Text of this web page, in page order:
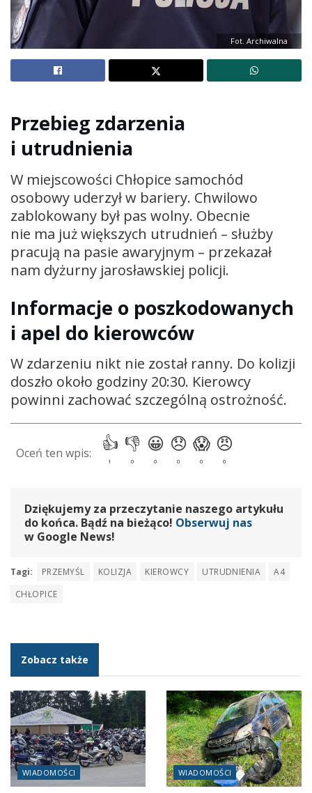
Fot. Archiwalna
Przebieg zdarzenia
i utrudnienia
W miejscowości Chłopice samochód
osobowy uderzył w bariery. Chwilowo
zablokowany był pas wolny. Obecnie
nie ma już większych utrudnień – służby
pracują na pasie awaryjnym – przekazał
nam dyżurny jarosławskiej policji.
Informacje o poszkodowanych
i apel do kierowców
W zdarzeniu nikt nie został ranny. Do kolizji
doszło około godziny 20:30. Kierowcy
powinni zachować szczególną ostrożność.
Dziękujemy za przeczytanie naszego artykułu
do końca. Bądź na bieżąco! Obserwuj nas
w Google News!
Tagi: PRZEMYŚL KOLIZJA KIEROWCY UTRUDNIENIA
A4
CHŁOPICE
Zobacz także
WIADOMOŚCI WIADOMOŚCI